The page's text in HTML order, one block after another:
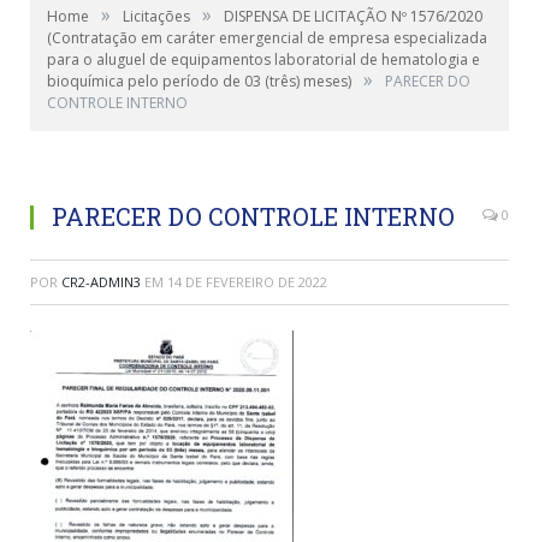
Home » Licitações »
DISPENSA DE LICITAÇÃO Nº 1576/2020
(Contratação em caráter emergencial de empresa especializada
para o aluguel de equipamentos laboratorial de hematologia e
bioquímica pelo período de 03 (três) meses) »
PARECER DO
CONTROLE INTERNO
PARECER DO CONTROLE INTERNO 0
POR CR2-ADMIN3 EM 14 DE FEVEREIRO DE 2022